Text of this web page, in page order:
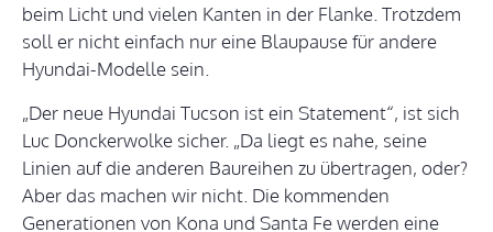
beim Licht und vielen Kanten in der Flanke. Trotzdem
soll er nicht einfach nur eine Blaupause für andere
Hyundai-Modelle sein.
„Der neue Hyundai Tucson ist ein Statement“, ist sich
Luc Donckerwolke sicher. „Da liegt es nahe, seine
Linien auf die anderen Baureihen zu übertragen, oder?
Aber das machen wir nicht. Die kommenden
Generationen von Kona und Santa Fe werden eine